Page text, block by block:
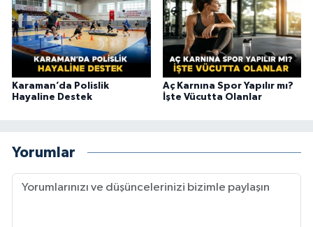
Karaman’da Polislik
Hayaline Destek
Aç Karnına Spor Yapılır mı?
İşte Vücutta Olanlar
Yorumlar